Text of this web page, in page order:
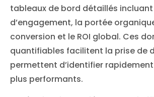
tableaux de bord détaillés
d’engagement, la portée
conversion et le ROI global. Ces
quantifiables facilitent la prise de
permettent d’identifier rapidement
plus performants.